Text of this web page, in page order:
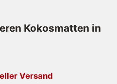
Kokosmatten in
Versand